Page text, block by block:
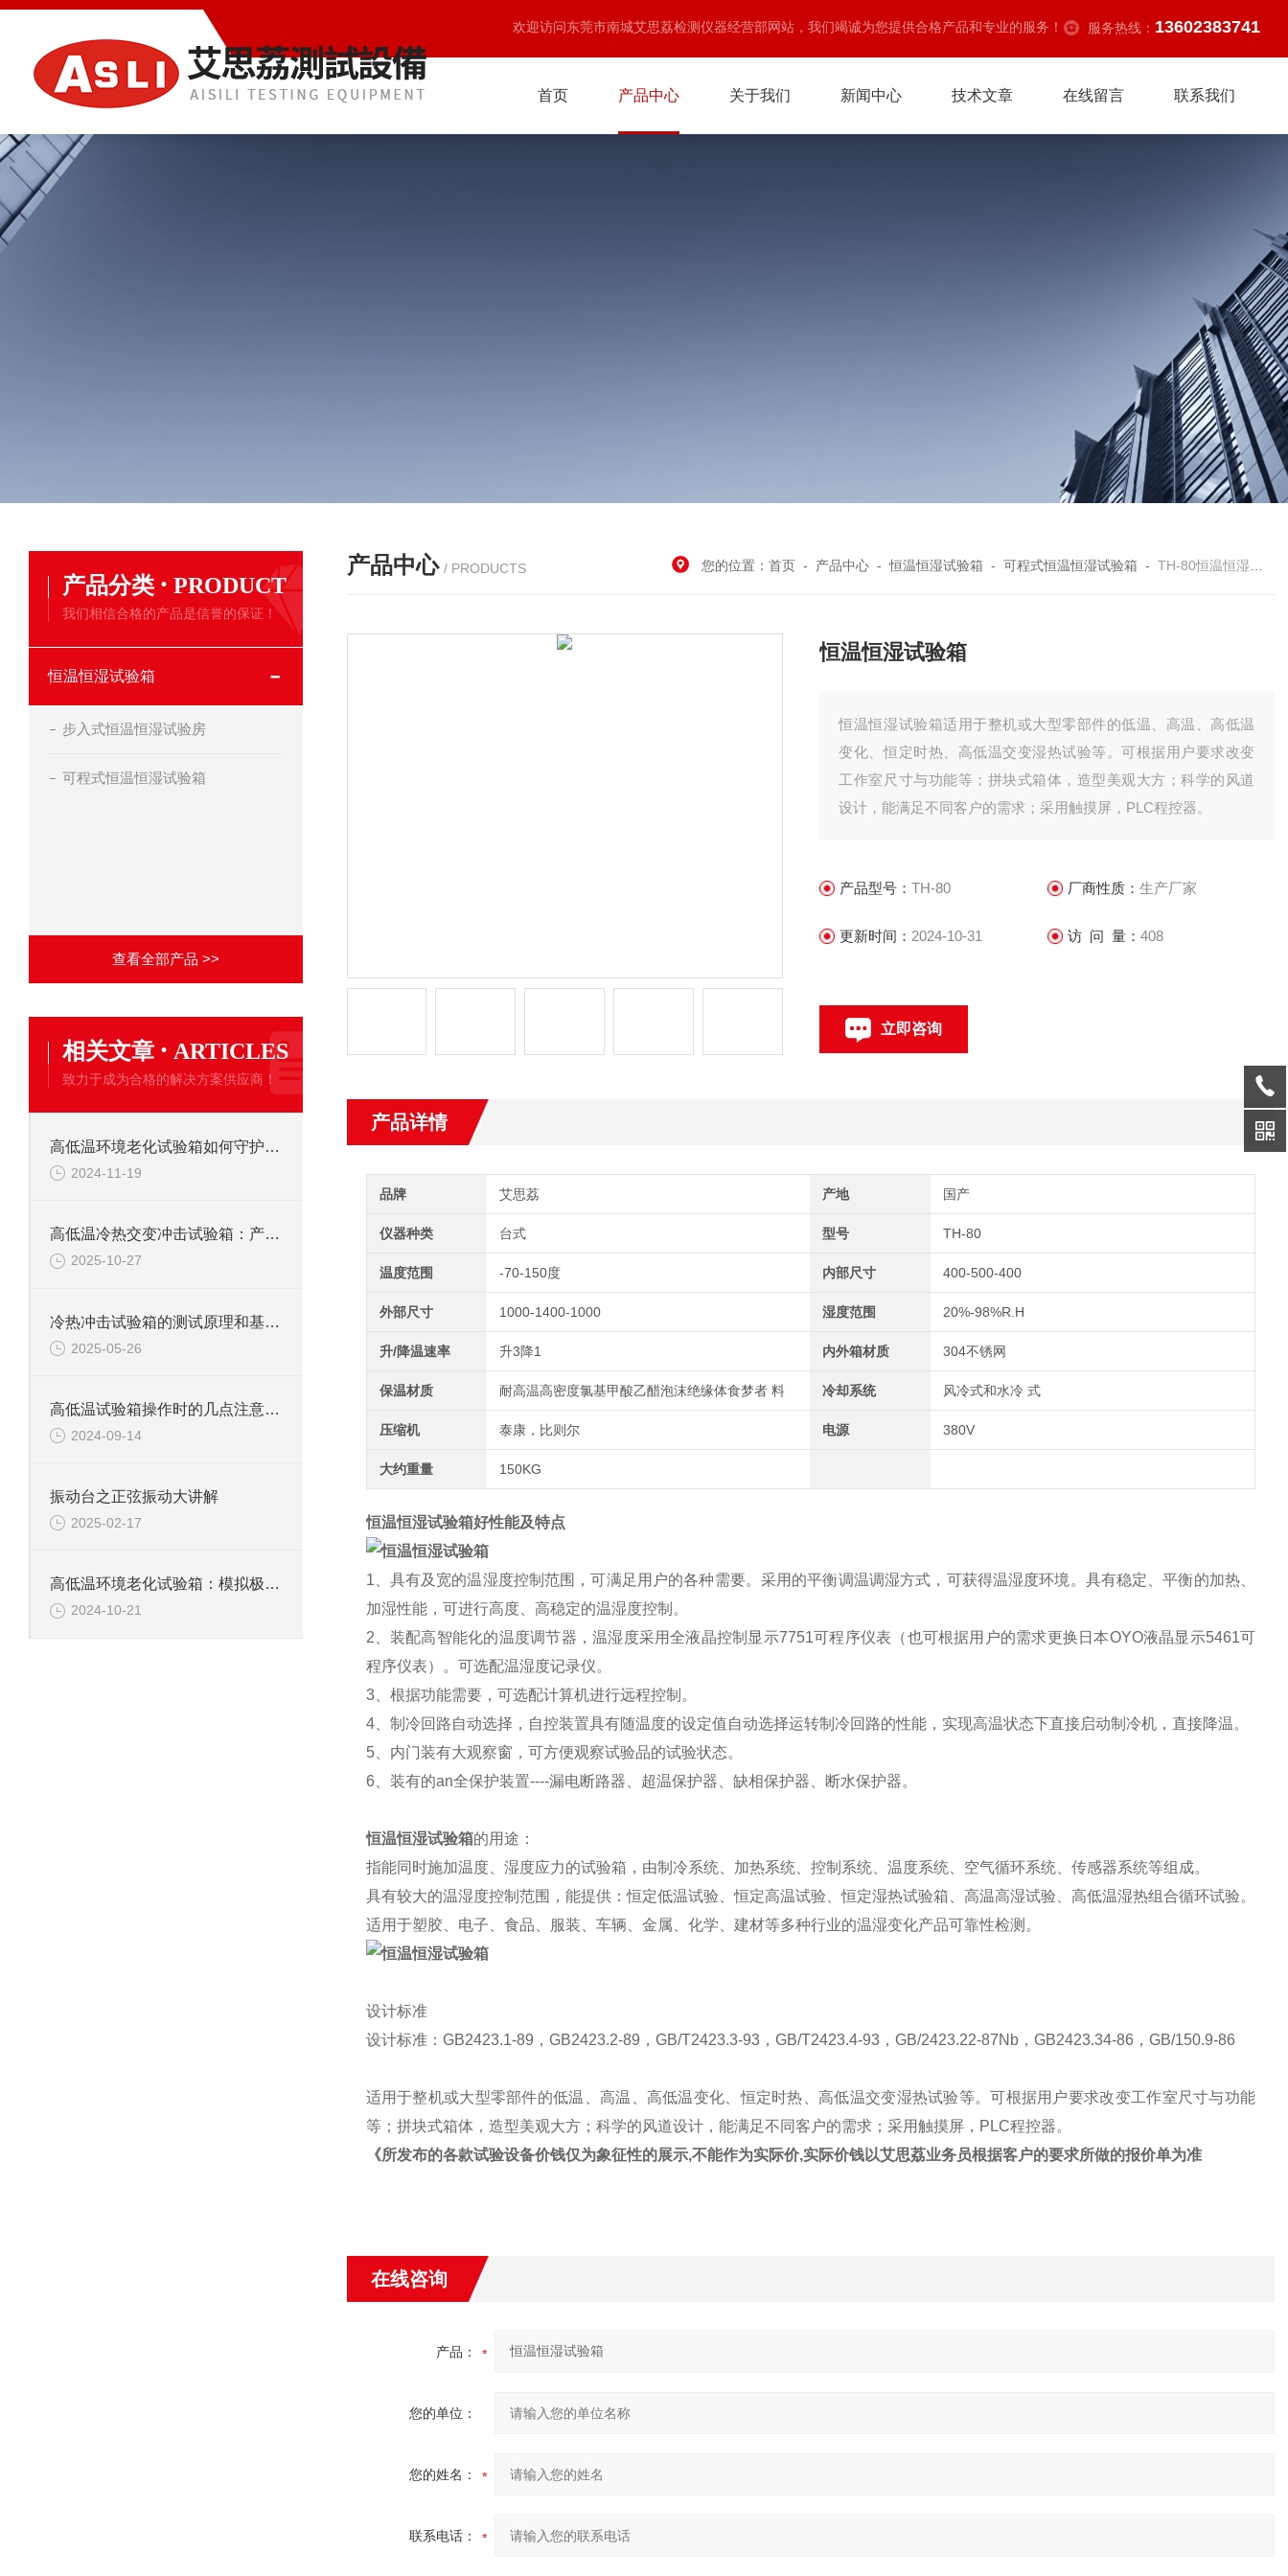
欢迎访问东莞市南城艾思荔检测仪器经营部网站，我们竭诚为您提供合格产品和专业的服务！ 服务热线： 13602383741
首页 产品中心 关于我们 新闻中心 技术文章 在线留言 联系我们
产品分类 · PRODUCT
我们相信合格的产品是信誉的保证！
恒温恒湿试验箱
步入式恒温恒湿试验房
可程式恒温恒湿试验箱
查看全部产品 >>
相关文章 · ARTICLES
致力于成为合格的解决方案供应商！
高低温环境老化试验箱如何守护产品质量？
2024-11-19
高低温冷热交变冲击试验箱：产品耐候性
2025-10-27
冷热冲击试验箱的测试原理和基本概念
2025-05-26
高低温试验箱操作时的几点注意事项
2024-09-14
振动台之正弦振动大讲解
2025-02-17
高低温环境老化试验箱：模拟极限环境的测试利器
2024-10-21
产品中心 / PRODUCTS 您的位置：首页 - 产品中心 -恒温恒湿试验箱 -可程式恒温恒湿试验箱 -TH-80恒温恒湿试验箱
恒温恒湿试验箱
恒温恒湿试验箱适用于整机或大型零部件的低温、高温、高低温
变化、恒定时热、高低温交变湿热试验等。可根据用户要求改变
工作室尺寸与功能等；拼块式箱体，造型美观大方；科学的风道
设计，能满足不同客户的需求；采用触摸屏，PLC程控器。
产品型号：TH-80 厂商性质： 生产厂家
更新时间： 2024-10-31 访 问 量： 408
立即咨询
产品详情
品牌 艾思荔 产地 国产
仪器种类 台式 型号 TH-80
温度范围 -70-150度 内部尺寸 400-500-400
外部尺寸 1000-1400-1000 湿度范围 20%-98%R.H
升/降温速率 升3降1 内外箱材质 304不锈网
保温材质 耐高温高密度氯基甲酸乙醋泡沫绝缘体食梦者 料 冷却系统 风冷式和水冷 式
压缩机 泰康，比则尔 电源 380V
大约重量 150KG
恒温恒湿试验箱好性能及特点
1、具有及宽的温湿度控制范围，可满足用户的各种需要。采用的平衡调温调湿方式，可获得温湿度环境。具有稳定、平衡的加热、
加湿性能，可进行高度、高稳定的温湿度控制。
2、装配高智能化的温度调节器，温湿度采用全液晶控制显示7751可程序仪表（也可根据用户的需求更换日本OYO液晶显示5461可
程序仪表）。可选配温湿度记录仪。
3、根据功能需要，可选配计算机进行远程控制。
4、制冷回路自动选择，自控装置具有随温度的设定值自动选择运转制冷回路的性能，实现高温状态下直接启动制冷机，直接降温。
5、内门装有大观察窗，可方便观察试验品的试验状态。
6、装有的an全保护装置----漏电断路器、超温保护器、缺相保护器、断水保护器。
恒温恒湿试验箱的用途：
指能同时施加温度、湿度应力的试验箱，由制冷系统、加热系统、控制系统、温度系统、空气循环系统、传感器系统等组成。
具有较大的温湿度控制范围，能提供：恒定低温试验、恒定高温试验、恒定湿热试验箱、高温高湿试验、高低温湿热组合循环试验。
适用于塑胶、电子、食品、服装、车辆、金属、化学、建材等多种行业的温湿变化产品可靠性检测。
设计标准
设计标准： GB2423.1-89，GB2423.2-89，GB/T2423.3-93，GB/T2423.4-93，GB/2423.22-87Nb，GB2423.34-86，GB/150.9-86
适用于整机或大型零部件的低温、高温、高低温变化、恒定时热、高低温交变湿热试验等。可根据用户要求改变工作室尺寸与功能
等；拼块式箱体，造型美观大方；科学的风道设计，能满足不同客户的需求；采用触摸屏， PLC程控器。
《所发布的各款试验设备价钱仅为象征性的展示,不能作为实际价,实际价钱以艾思荔业务员根据客户的要求所做的报价单为准
在线咨询
产品：
您的单位：
您的姓名：
联系电话：